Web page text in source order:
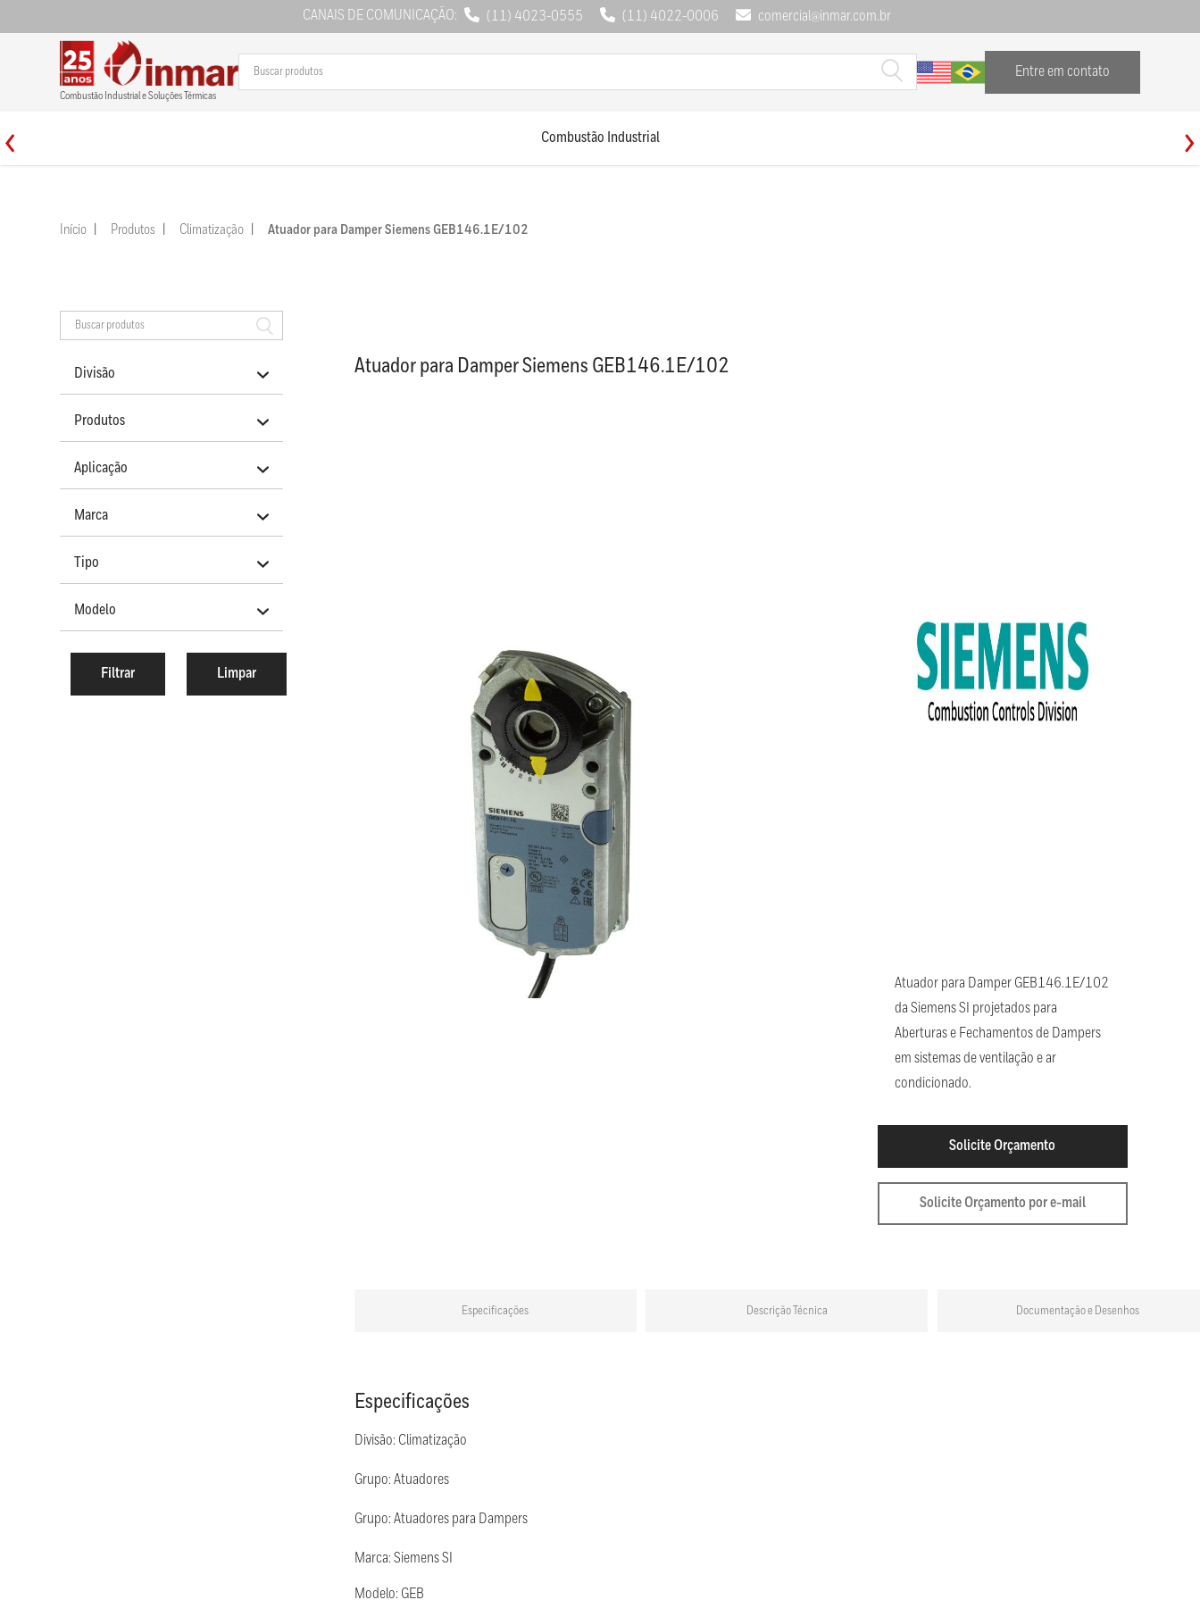
CANAIS DE COMUNICAÇÃO: (11) 4023-0555 (11) 4022-0006 comercial@inmar.com.br
Combustão Industrial e Soluções Térmicas
Entre em contato
Combustão Industrial
Início Produtos Climatização Atuador para Damper Siemens GEB146.1E/102
Divisão
Produtos
Aplicação
Marca
Tipo
Modelo
Atuador para Damper Siemens GEB146.1E/102
Atuador para Damper GEB146.1E/102
da Siemens SI projetados para
Aberturas e Fechamentos de Dampers
em sistemas de ventilação e ar
condicionado.
Solicite Orçamento
Solicite Orçamento por e-mail
Especificações Descrição Técnica Documentação e Desenhos
Especificações
Divisão: Climatização
Grupo: Atuadores
Grupo: Atuadores para Dampers
Marca: Siemens SI
Modelo: GEB